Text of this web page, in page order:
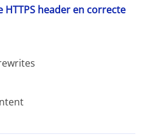
HTTPS header en correcte